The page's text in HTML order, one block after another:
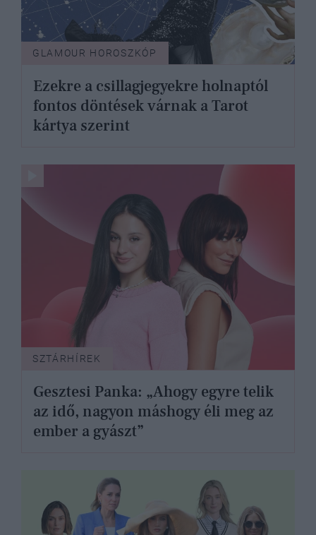
GLAMOUR HOROSZKÓP
Ezekre a csillagjegyekre holnaptól
fontos döntések várnak a Tarot
kártya szerint
SZTÁRHÍREK
Gesztesi Panka: „Ahogy egyre telik
az idő, nagyon máshogy éli meg az
ember a gyászt”